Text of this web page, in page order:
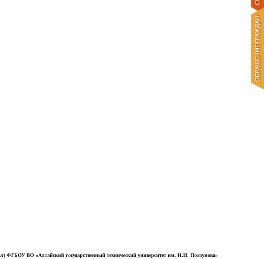
ФГБОУ ВО «Алтайский государственный технический университет им. И.И. Ползунова»